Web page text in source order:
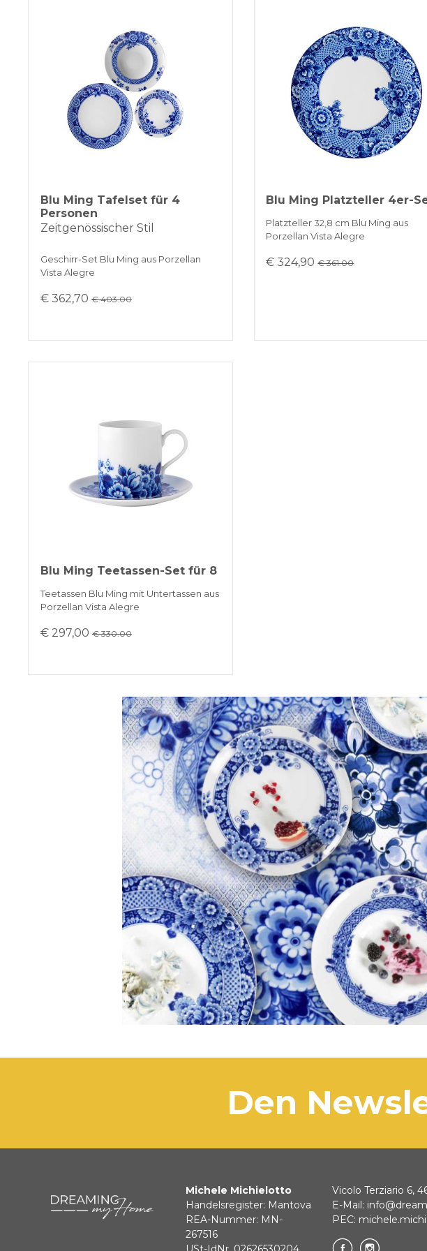
Blu Ming Tafelset für 4
Personen
Zeitgenössischer Stil
Geschirr-Set Blu Ming aus Porzellan
Vista Alegre
€ 362,70€ 403.00
Blu Ming Platzteller 4er-
Platzteller 32,8 cm Blu Ming aus
Porzellan Vista Alegre
€ 324,90€ 361.00
Blu Ming Teetassen-Set für 8
Teetassen Blu Ming mit Untertassen aus
Porzellan Vista Alegre
€ 297,00€ 330.00
den
Michele Michielotto
Handelsregister: Mantova
REA-Nummer: MN-
267516
Vicolo Terziario 6,
E-Mail:
PEC: